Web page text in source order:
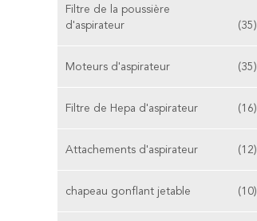
Filtre de la poussière
d'aspirateur
(35)
Moteurs d'aspirateur (35)
Filtre de Hepa d'aspirateur (16)
Attachements d'aspirateur (12)
chapeau gonflant jetable (10)